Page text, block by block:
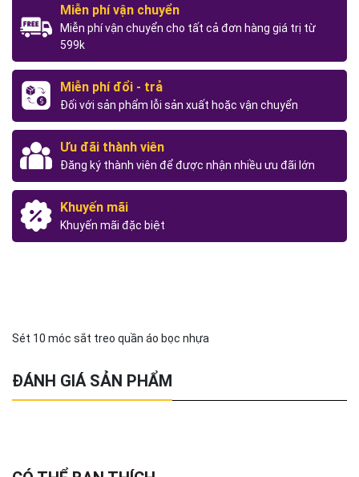
Miễn phí vận chuyển
Miễn phí vận chuyển cho tất cả đơn hàng giá trị từ
599k
Miễn phí đổi - trả
Đối với sản phẩm lỗi sản xuất hoặc vận chuyển
Ưu đãi thành viên
Đăng ký thành viên để được nhận nhiều ưu đãi lớn
Khuyến mãi
Khuyến mãi đặc biệt
Sét 10 móc sắt treo quần áo bọc nhựa
ĐÁNH GIÁ SẢN PHẨM